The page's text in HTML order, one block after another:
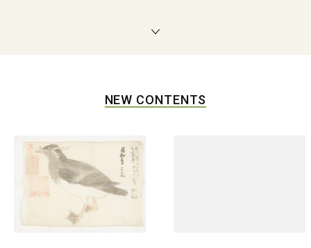
NEW CONTENTS